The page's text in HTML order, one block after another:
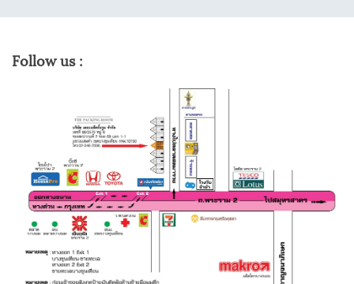
Follow us :